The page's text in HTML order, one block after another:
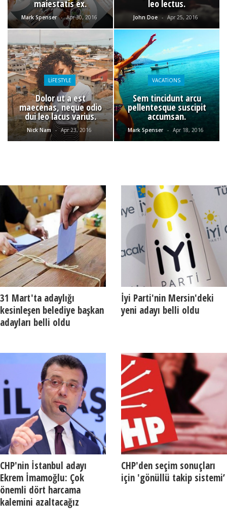
maiestatis ex.
Mark Spenser - Apr 30, 2016
leo lectus.
John Doe - Apr 25, 2016
LIFESTYLE
Dolor ut a est
maecenas, neque odio
dui leo lacus varius.
Nick Nam - Apr 23, 2016
VACATIONS
Sem tincidunt arcu
pellentesque suscipit
accumsan.
Mark Spenser - Apr 18, 2016
31 Mart'ta adaylığı
kesinleşen belediye başkan
adayları belli oldu
İyi Parti'nin Mersin'deki
yeni adayı belli oldu
CHP'nin İstanbul adayı
Ekrem İmamoğlu: Çok
önemli dört harcama
kalemini azaltacağız
CHP'den seçim sonuçları
için 'gönüllü takip sistemi’